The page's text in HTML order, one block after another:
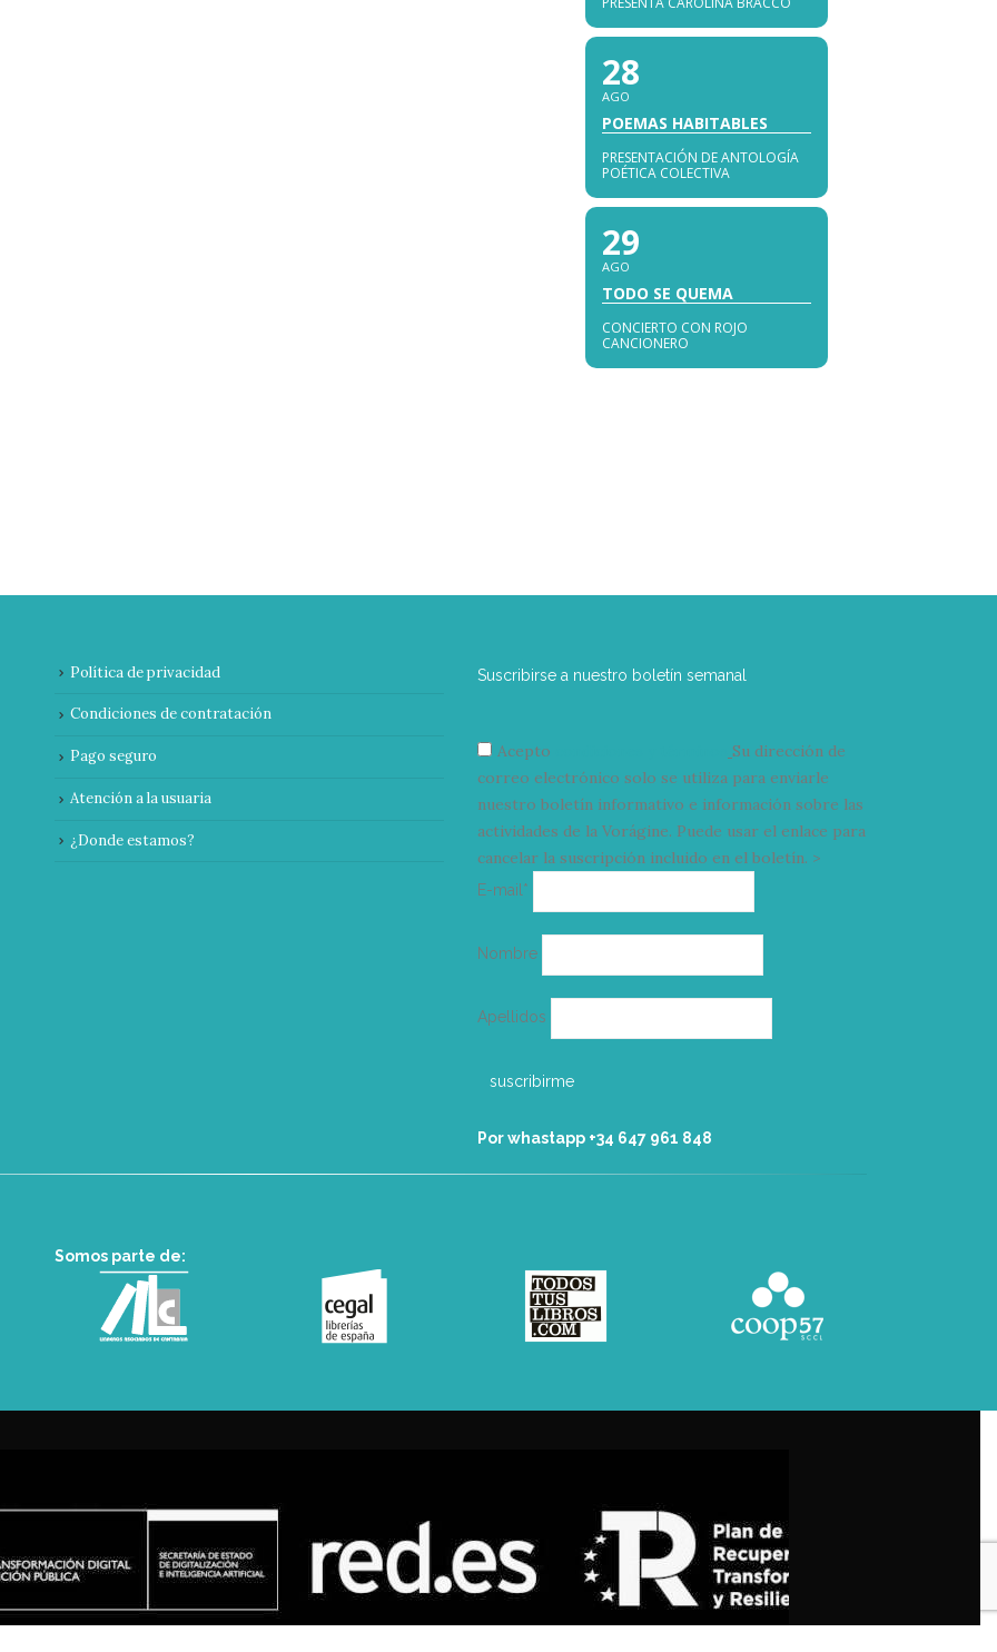
28
AGO
POEMAS HABITABLES
PRESENTACIÓN DE ANTOLOGÍA
POÉTICA COLECTIVA
29
AGO
TODO SE QUEMA
CONCIERTO CON ROJO
CANCIONERO
Política de privacidad
Condiciones de contratación
Pago seguro
Atención a la usuaria
¿Donde estamos?
Suscribirse a nuestro boletín semanal
Acepto
Su dirección de
correo electrónico solo se utiliza para enviarle
nuestro boletín informativo e información sobre las
actividades de la Vorágine. Puede usar el enlace para
cancelar la suscripción incluido en el boletín. >
E-mail*
electrónico
Nombre
Apellidos
Por whastapp +34 ‭647 961 848‬
Somos parte de: